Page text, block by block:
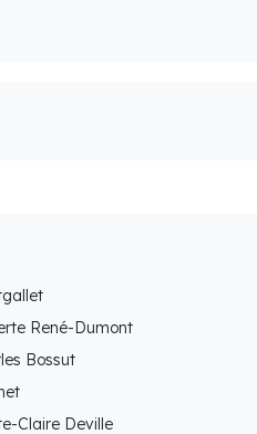
René-Dumont
Bossut
Claire Deville